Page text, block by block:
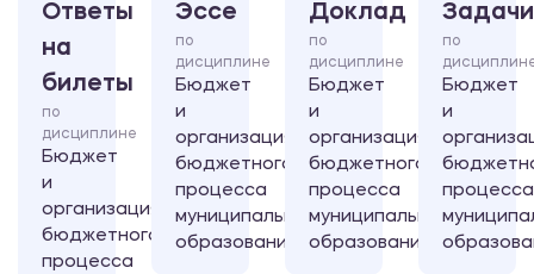
Ответы
на
билеты
по
дисциплине
Бюджет
и
организация
бюджетного
процесса
Эссе
по
дисциплине
Бюджет
и
организация
бюджетного
процесса
муниципального
образования
Доклад
по
дисциплине
Бюджет
и
организация
бюджетного
процесса
муниципального
образования
Задачи
по
Бюджет
и
процесса